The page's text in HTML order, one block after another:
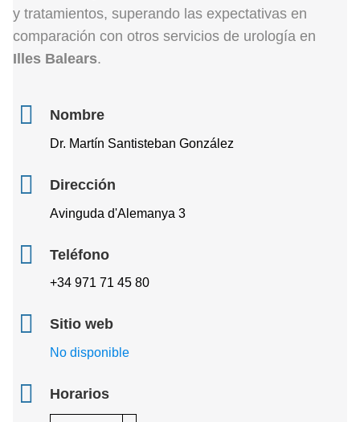
y tratamientos, superando las expectativas en
comparación con otros servicios de urología en
Illes Balears.
Nombre
Dr. Martín Santisteban González
Dirección
Avinguda d'Alemanya 3
Teléfono
+34 971 71 45 80
Sitio web
No disponible
Horarios